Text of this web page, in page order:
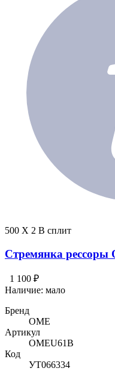
500 X 2 В сплит
Стремянка рессоры
1 100 ₽
Наличие: мало
Бренд
OME
Артикул
OMEU61B
Код
УТ066334